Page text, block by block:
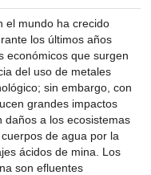
el mundo ha crecido
los últimos años
económicos que surgen
del uso de metales
sin embargo, con
grandes impactos
daños a los ecosistemas
de agua por la
ácidos de mina. Los
son efluentes